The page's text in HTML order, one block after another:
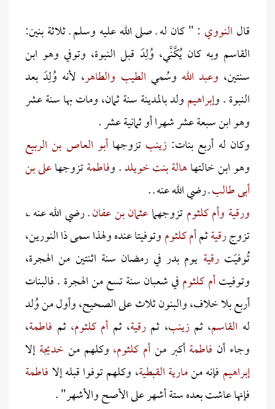
قال النووي : " كان له ـ صلى الله عليه وسلم ـ ثلاثة بنين:
القاسم وبه كان يُكَّنَّي، وُلِدَ قبل النبوة، وتوفي وهو ابن
سنتين، وعبد الله وسُمي الطيب والطاهر، لأنه وُلِدَ بعد
النبوة . وإبراهيمولد بالمدينة سنة ثمان، ومات بها سنة عشر
وهو ابن سبعة عشر شهرا أو ثمانية عشر .
وكان له أربع بنات: زينبتزوجهاأبو العاص بن الربيع
وهو ابن خالتهاهالة بنت خويلد. وفاطمةتزوجهاعلى بن
أبى طالبـ رضي الله عنه ـ .
ورقية وأم كلثومتزوجهماعثمان بن عفانـ رضي الله عنه ـ،
تزوجرقيةثمأم كلثوموتوفيتا عنده ولهذا سمى ذا النورين،
تُوفيَترقية يوم بدر في رمضان سنة اثنتين من الهجرة،
وتوفيتأم كلثومفي شعبان سنة تسع من الهجرة . فالبنات
أربع بلا خلاف، والبنون ثلاث على الصحيح، وأول من وُلد
له القاسم، ثمزينب، ثم رقية، ثم أم كلثوم،ثم فاطمة،
وجاء أن فاطمةأكبر منأم كلثوم، وكلهم من خديجةإلا
إبراهيم فإنه منمارية القبطية، وكلهم توفوا قبله إلافاطمة
فإنها عاشت بعده ستة أشهر على الأصح والأشهر" .